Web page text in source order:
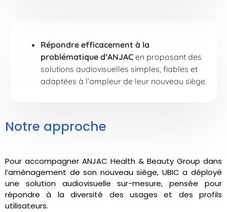
Répondre efficacement à la
problématique d’ANJAC en proposant des
solutions audiovisuelles simples, fiables et
adaptées à l’ampleur de leur nouveau siège.
Notre approche
Pour accompagner ANJAC Health & Beauty Group dans
l’aménagement de son nouveau siège, UBIC a déployé
une solution audiovisuelle sur-mesure, pensée pour
répondre à la diversité des usages et des profils
utilisateurs.